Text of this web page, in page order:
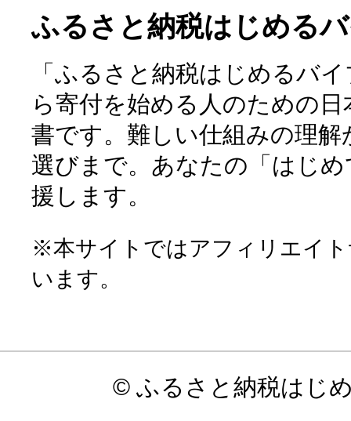
ふるさと納税はじめる
「ふるさと納税はじめるバ
ら寄付を始める人のための
書です。難しい仕組みの理
選びまで。あなたの「はじ
援します。
※本サイトではアフィリエイ
います。
© ふるさと納税はじ